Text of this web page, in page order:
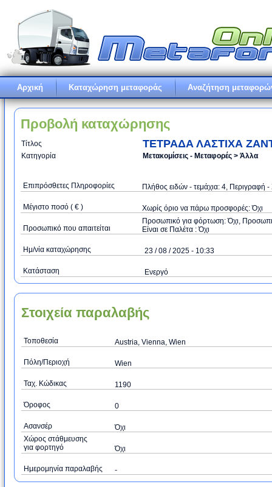
Αρχική Καταχώρηση μεταφοράς Αναζήτηση
Προβολή καταχώρησης
Τίτλος ΤΕΤΡΑΔΑ ΛΑΣΤΙΧΑ
Κατηγορία Μετακομίσεις - Μεταφορές > Άλλα
Επιπρόσθετες Πληροφορίες Πλήθος ειδών - τεμάχια: 4,
Μέγιστο ποσό ( € ) Xωρίς όριο να πάρω προσφορές: Όχι
Προσωπικό που απαιτείται
Προσωπικό για φόρτωση: Όχι,
Είναι σε Παλέτα : Όχι
Ημ/νία καταχώρησης 23 / 08 / 2025 - 10:33
Κατάσταση Ενεργό
Στοιχεία παραλαβής
Τοποθεσία Austria, Vienna, Wien
Πόλη/Περιοχή Wien
Ταχ. Κώδικας 1190
Όροφος 0
Ασανσέρ
Όχι
Χώρος στάθμευσης
για φορτηγό
Όχι
Ημερομηνία παραλαβής -